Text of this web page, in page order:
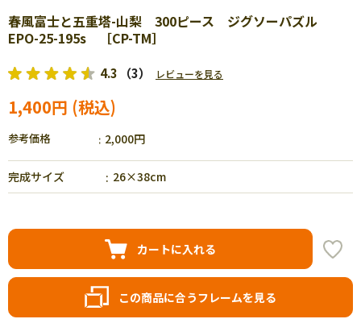
春風富士と五重塔-山梨 300ピース ジグソーパズル
EPO-25-195s ［CP-TM］
4.3 （3） レビューを見る
1,400円
参考価格 2,000円
完成サイズ 26×38cm
カートに入れる
この商品に合うフレームを見る